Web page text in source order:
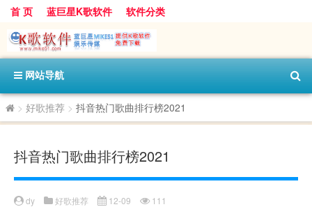
首 页 蓝巨星K歌软件 软件分类
网站导航
> 好歌推荐 > 抖音热门歌曲排行榜2021
抖音热门歌曲排行榜2021
dy 好歌推荐 12-09 111